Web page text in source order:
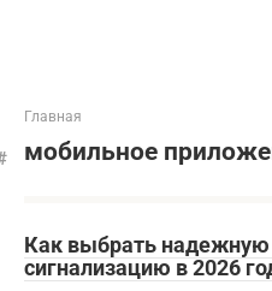
Главная
мобильное
Как выбрать
сигнализацию в 2026